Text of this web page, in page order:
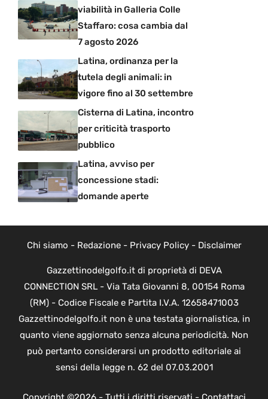
viabilità in Galleria Colle
Staffaro: cosa cambia dal
7 agosto 2026
Latina, ordinanza per la
tutela degli animali: in
vigore fino al 30 settembre
Cisterna di Latina, incontro
per criticità trasporto
pubblico
Latina, avviso per
concessione stadi:
domande aperte
Chi siamo - Redazione- Privacy Policy- Disclaimer
Gazzettinodelgolfo.it di proprietà di DEVA
CONNECTION SRL - Via Tata Giovanni 8, 00154 Roma
(RM) - Codice Fiscale e Partita I.V.A. 12658471003
Gazzettinodelgolfo.it non è una testata giornalistica, in
quanto viene aggiornato senza alcuna periodicità. Non
può pertanto considerarsi un prodotto editoriale ai
sensi della legge n. 62 del 07.03.2001